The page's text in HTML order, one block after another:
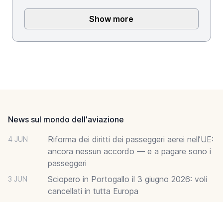
Show more
News sul mondo dell'aviazione
4 JUN
Riforma dei diritti dei passeggeri aerei nell’UE:
ancora nessun accordo — e a pagare sono i
passeggeri
3 JUN
Sciopero in Portogallo il 3 giugno 2026: voli
cancellati in tutta Europa